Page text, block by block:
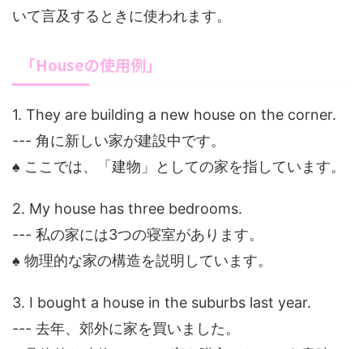
いて言及するときに使われます。
「Houseの使用例」
1. They are building a new house on the corner.
--- 角に新しい家が建設中です。
♠ ここでは、「建物」としての家を指しています。
2. My house has three bedrooms.
--- 私の家には3つの寝室があります。
♠ 物理的な家の構造を説明しています。
3. I bought a house in the suburbs last year.
--- 去年、郊外に家を買いました。